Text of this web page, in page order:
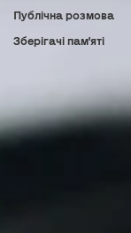
Публічна розмова
Зберігачі пам'яті